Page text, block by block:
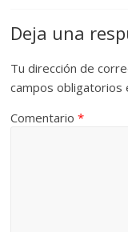
Deja una
Tu dirección de
campos
Comentario*